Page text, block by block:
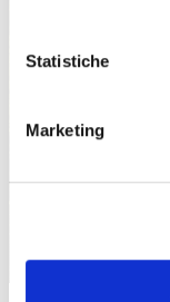
Statistiche
Marketing